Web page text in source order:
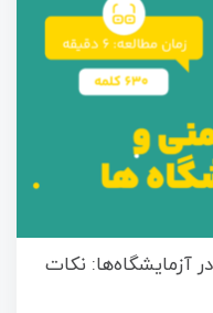
آزمایشگاه‌ها: نکات